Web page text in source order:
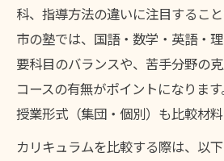
科、指導方法の違いに注目するこ
市の塾では、国語・数学・英語・
要科目のバランスや、苦手分野の
コースの有無がポイントになりま
授業形式（集団・個別）も比較材料
カリキュラムを比較する際は、以